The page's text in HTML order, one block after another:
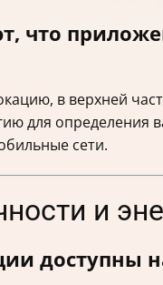
что
в верхней
для
сети.
и
доступны